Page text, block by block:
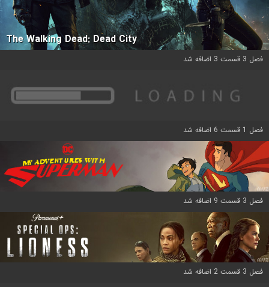
The Walking Dead: Dead City
فصل 3 قسمت 3 اضافه شد
فصل 1 قسمت 6 اضافه شد
فصل 3 قسمت 9 اضافه شد
فصل 3 قسمت 2 اضافه شد